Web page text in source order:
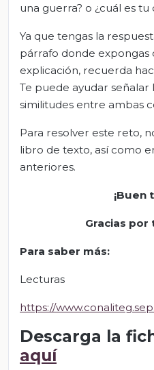
una guerra? o ¿cuál es
Ya que tengas la
párrafo donde expongas
explicación, recuerda
Te puede ayudar señalar
similitudes entre ambas
Para resolver este reto,
libro de texto, así como
anteriores.
¡Buen
Gracias
Para saber más:
Lecturas
https://
Descarga la
aquí